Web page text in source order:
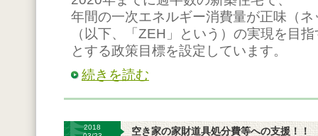
年間の一次エネルギー消費量が正味（
（以下、「ZEH」という）の実現を目
とする政策目標を設定しています。
続きを読む
2018
空き家の家財道具処分費等への支援！！